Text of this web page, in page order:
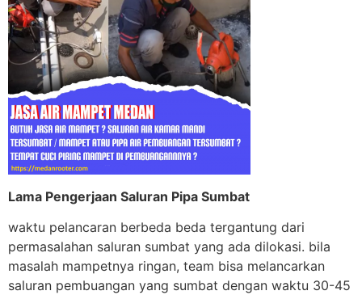
Lama Pengerjaan Saluran Pipa Sumbat
waktu pelancaran berbeda beda tergantung dari
permasalahan saluran sumbat yang ada dilokasi. bila
masalah mampetnya ringan, team bisa melancarkan
saluran pembuangan yang sumbat dengan waktu 30-45